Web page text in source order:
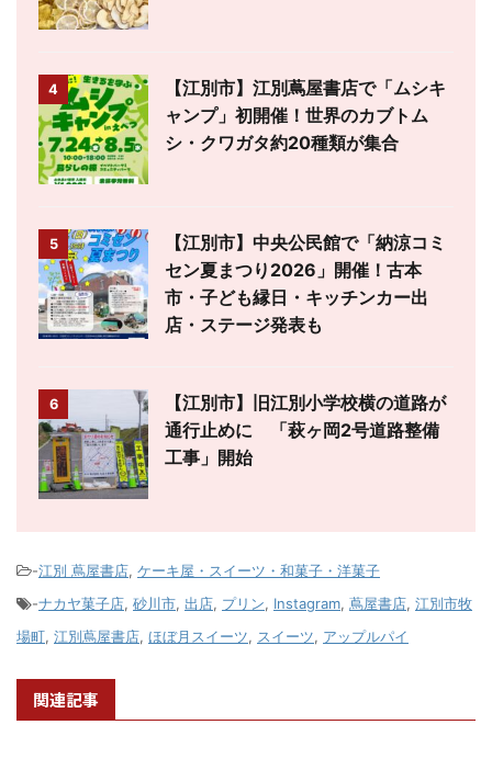
4
【江別市】江別蔦屋書店で「ムシキ
ャンプ」初開催！世界のカブトム
シ・クワガタ約20種類が集合
5
【江別市】中央公民館で「納涼コミ
セン夏まつり2026」開催！古本
市・子ども縁日・キッチンカー出
店・ステージ発表も
6
【江別市】旧江別小学校横の道路が
通行止めに 「萩ヶ岡2号道路整備
工事」開始
-江別 蔦屋書店, ケーキ屋・スイーツ・和菓子・洋菓子
-ナカヤ菓子店, 砂川市, 出店, プリン, Instagram, 蔦屋書店, 江別市牧
場町, 江別蔦屋書店, ほぼ月スイーツ, スイーツ, アップルパイ
関連記事